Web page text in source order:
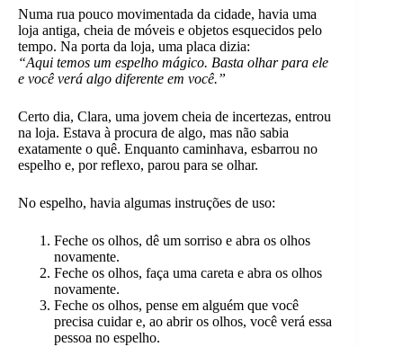
Numa rua pouco movimentada da cidade, havia uma
loja antiga, cheia de móveis e objetos esquecidos pelo
tempo. Na porta da loja, uma placa dizia:
“Aqui temos um espelho mágico. Basta olhar para ele
e você verá algo diferente em você.”
Certo dia, Clara, uma jovem cheia de incertezas, entrou
na loja. Estava à procura de algo, mas não sabia
exatamente o quê. Enquanto caminhava, esbarrou no
espelho e, por reflexo, parou para se olhar.
No espelho, havia algumas instruções de uso:
Feche os olhos, dê um sorriso e abra os olhos
novamente.
Feche os olhos, faça uma careta e abra os olhos
novamente.
Feche os olhos, pense em alguém que você
precisa cuidar e, ao abrir os olhos, você verá essa
pessoa no espelho.